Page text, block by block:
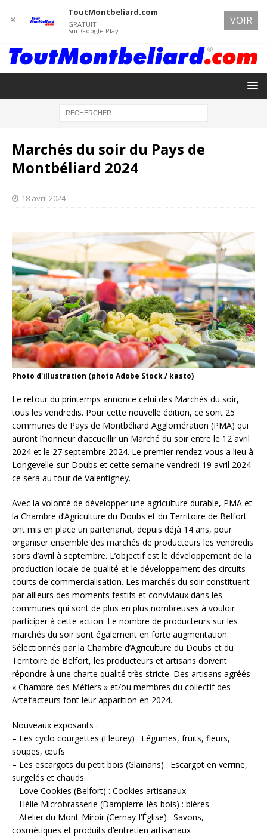
Marchés du soir du Pays de
Montbéliard 2024
18 avril 2024
Photo d'illustration (photo Adobe Stock / kasto)
Le retour du printemps annonce celui des Marchés du soir,
tous les vendredis. Pour cette nouvelle édition, ce sont 25
communes de Pays de Montbéliard Agglomération (PMA) qui
auront l’honneur d’accueillir un Marché du soir entre le 12 avril
2024 et le 27 septembre 2024. Le premier rendez-vous a lieu à
Longevelle-sur-Doubs et cette semaine vendredi 19 avril 2024
ce sera au tour de Valentigney.
Avec la volonté de développer une agriculture durable, PMA et
la Chambre d’Agriculture du Doubs et du Territoire de Belfort
ont mis en place un partenariat, depuis déjà 14 ans, pour
organiser ensemble des marchés de producteurs les vendredis
soirs d’avril à septembre. L’objectif est le développement de la
production locale de qualité et le développement des circuits
courts de commercialisation. Les marchés du soir constituent
par ailleurs des moments festifs et conviviaux dans les
communes qui sont de plus en plus nombreuses à vouloir
participer à cette action. Le nombre de producteurs sur les
marchés du soir sont également en forte augmentation.
Sélectionnés par la Chambre d’Agriculture du Doubs et du
Territoire de Belfort, les producteurs et artisans doivent
répondre à une charte qualité très stricte. Des artisans agréés
« Chambre des Métiers » et/ou membres du collectif des
Artef’acteurs font leur apparition en 2024.
Nouveaux exposants :
– Les cyclo courgettes (Fleurey) : Légumes, fruits, fleurs,
soupes, œufs
– Les escargots du petit bois (Glainans) : Escargot en verrine,
surgelés et chauds
– Love Cookies (Belfort) : Cookies artisanaux
– Hélie Microbrasserie (Dampierre-lès-bois) : bières
– Atelier du Mont-Miroir (Cernay-l’Église) : Savons,
cosmétiques et produits d’entretien artisanaux
✕
ToutMontbeliard.com
GRATUIT
Sur Google Play
VOIR